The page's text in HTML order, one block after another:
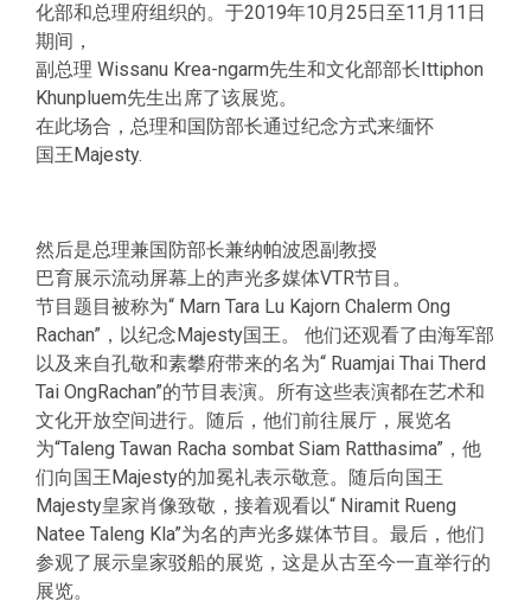
化部和总理府组织的。于2019年10月25日至11月11日
期间，
副总理 Wissanu Krea-ngarm先生和文化部部长Ittiphon
Khunpluem先生出席了该展览。
在此场合，总理和国防部长通过纪念方式来缅怀
国王Majesty.
然后是总理兼国防部长兼纳帕波恩副教授
巴育展示流动屏幕上的声光多媒体VTR节目。
节目题目被称为“ Marn Tara Lu Kajorn Chalerm Ong
Rachan”，以纪念Majesty国王。 他们还观看了由海军部
以及来自孔敬和素攀府带来的名为“ Ruamjai Thai Therd
Tai OngRachan”的节目表演。所有这些表演都在艺术和
文化开放空间进行。随后，他们前往展厅，展览名
为“Taleng Tawan Racha sombat Siam Ratthasima”，他
们向国王Majesty的加冕礼表示敬意。随后向国王
Majesty皇家肖像致敬，接着观看以“ Niramit Rueng
Natee Taleng Kla”为名的声光多媒体节目。最后，他们
参观了展示皇家驳船的展览，这是从古至今一直举行的
展览。